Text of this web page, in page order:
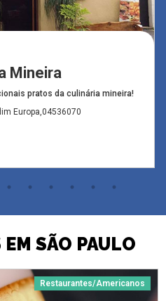
Mineira
pratos da culinária mineira!
Europa,04536070
SÃO PAULO
Restaurantes/Americanos